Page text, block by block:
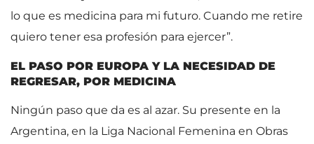
lo que es medicina para mi futuro. Cuando me retire
quiero tener esa profesión para ejercer”.
EL PASO POR EUROPA Y LA NECESIDAD DE
REGRESAR, POR MEDICINA
Ningún paso que da es al azar. Su presente en la
Argentina, en la Liga Nacional Femenina en Obras